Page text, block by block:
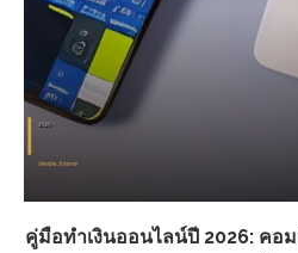
คู่มือทำเงินออนไลน์ปี 2026: ค